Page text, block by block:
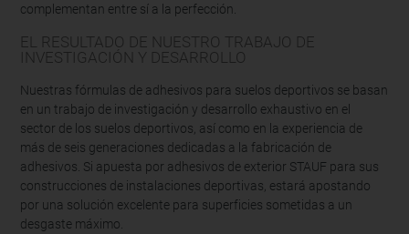
complementan entre sí a la perfección.
EL RESULTADO DE NUESTRO TRABAJO DE
INVESTIGACIÓN Y DESARROLLO
Nuestras fórmulas de adhesivos para suelos deportivos se basan
en un trabajo de investigación y desarrollo exhaustivo en el
sector de los suelos deportivos, así como en la experiencia de
más de seis generaciones dedicadas a la fabricación de
adhesivos. Si apuesta por adhesivos de exterior STAUF para sus
construcciones de instalaciones deportivas, estará apostando
por una solución excelente para superficies sometidas a un
desgaste máximo.